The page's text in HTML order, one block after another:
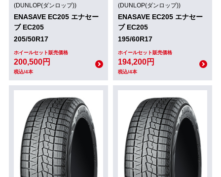
(DUNLOP(ダンロップ))
ENASAVE EC205 エナセー
ブ EC205
205/50R17
ホイールセット販売価格
200,500円
税込/4本
(DUNLOP(ダンロップ))
ENASAVE EC205 エナセー
ブ EC205
195/60R17
ホイールセット販売価格
194,200円
税込/4本